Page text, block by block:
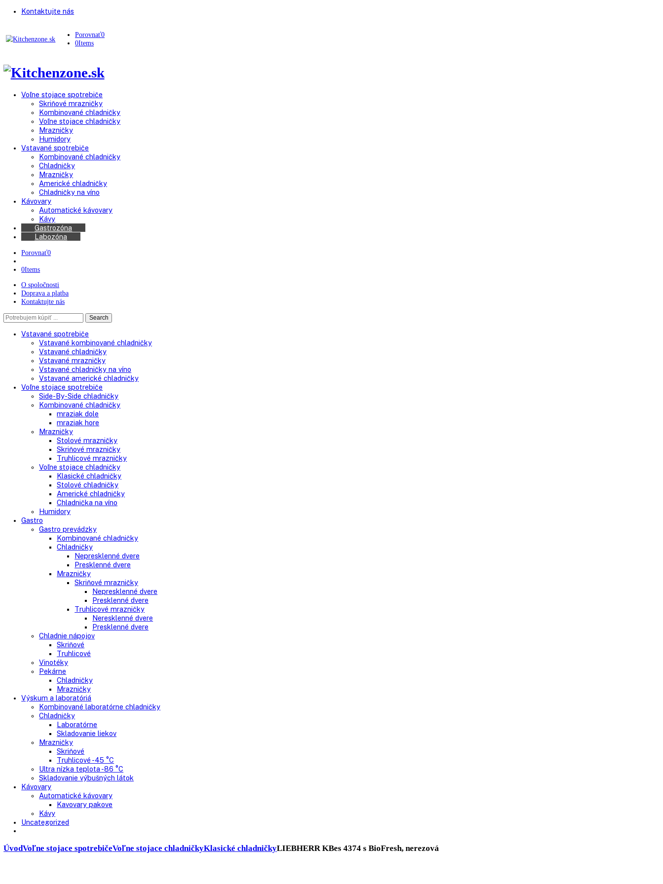
Kontaktujte nás
Porovnať
0Items
Voľne stojace spotrebiče
Skriňové mrazničky
Kombinované chladničky
Voľne stojace chladničky
Mrazničky
Humidory
Vstavané spotrebiče
Kombinované chladničky
Chladničky
Mrazničky
Americké chladničky
Chladničky na víno
Kávovary
Automatické kávovary
Kávy
Gastrozóna
Porovnať
0Items
O spoločnosti
Doprava a platba
Kontaktujte nás
Search
Vstavané spotrebiče
Vstavané kombinované chladničky
Vstavané chladničky
Vstavané mrazničky
Vstavané chladničky na víno
Vstavané americké chladničky
Voľne stojace spotrebiče
Side-By-Side chladničky
Kombinované chladničky
mraziak dole
mraziak hore
Mrazničky
Stolové mrazničky
Skriňové mrazničky
Truhlicové mrazničky
Klasické chladničky
Stolové chladničky
Americké chladničky
Chladnička na víno
Humidory
Gastro prevádzky
Kombinované chladničky
Chladničky
Nepresklenné dvere
Presklenné dvere
Mrazničky
Skriňové mrazničky
Truhlicové mrazničky
Chladnie nápojov
Skriňové
Truhlicové
Vinotéky
Pekárne
Chladničky
Mrazničky
Výskum a laboratóriá
Kombinované laboratórne chladničky
Chladničky
Laboratórne
Mrazničky
Truhlicové -45 °C
Ultra nízka teplota -86 °C